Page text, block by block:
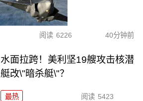
阅读 6226 40分钟前
水面拉跨！美利坚19艘攻击核潜
艇改\"暗杀艇\"？
最热 阅读 5423